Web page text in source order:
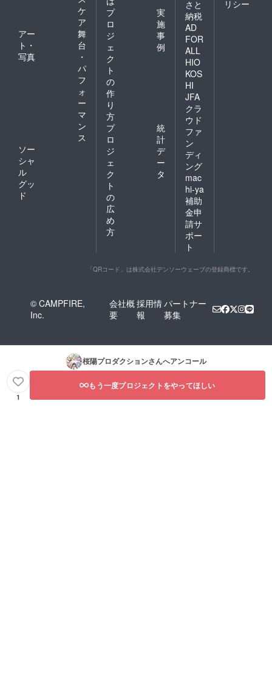
ケ
ア
アー
ト・
写真
舞
台
・
パ
フ
ォ
ー
マ
ン
ス
ソー
シャ
ル
グッ
ド
プ
ロ
ジ
ェ
ク
ト
の
作
り
方
実
施
事
例
プ
ロ
ジ
ェ
ク
ト
の
広
め
方
統
計
デ
ー
タ
さと
納税
AD
FOR
ALL
HIO
KOS
HI
JFA
クラ
ウド
ファ
ン
ディ
ング
mac
hi-ya
補助
金申
請サ
ポー
ト
リシー
「QRコード」は株式会社デンソーウェーブの登録商標です。
© CAMPFIRE,
Inc.
会社概
要
採用情
報
パートナー
募集
桜陽プロダクションさんへアンコール
1
もう一度プロジェクトをやってほしい